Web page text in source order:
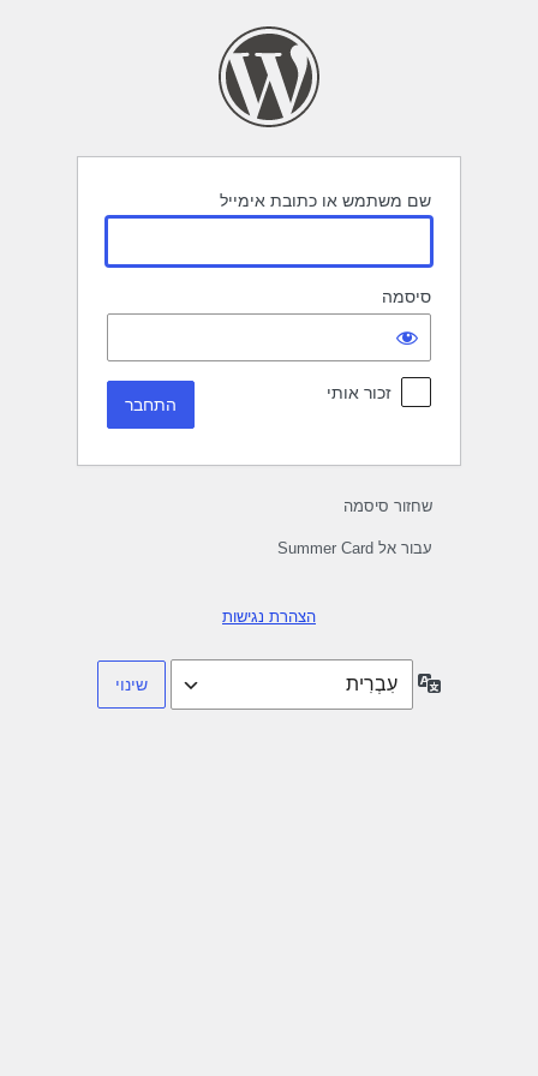
שם משתמש או כתובת אימייל
סיסמה
זכור אותי
שחזור סיסמה
עבור אל Summer Card
הצהרת נגישות
שפה